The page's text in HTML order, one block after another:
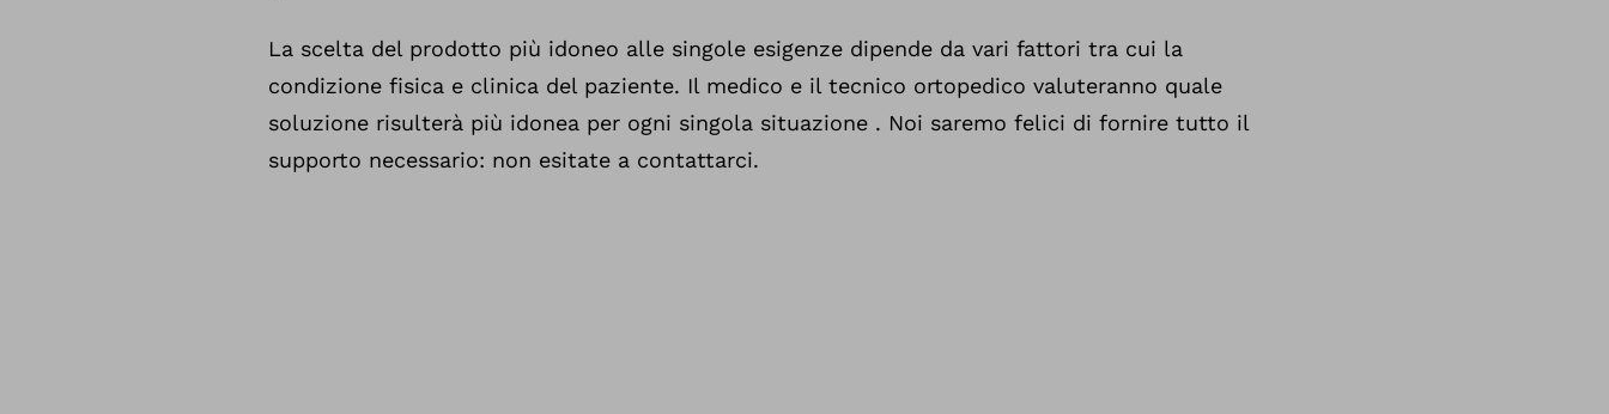
La scelta del prodotto più idoneo alle singole esigenze dipende da vari fattori tra cui la
condizione fisica e clinica del paziente. Il medico e il tecnico ortopedico valuteranno quale
soluzione risulterà più idonea per ogni singola situazione . Noi saremo felici di fornire tutto il
supporto necessario: non esitate a contattarci.